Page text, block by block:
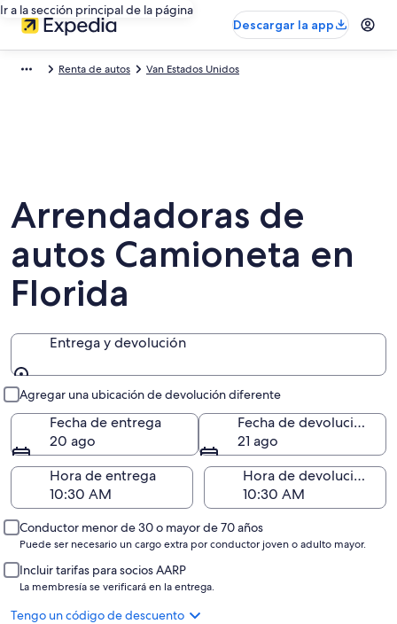
Ir a la sección principal de la página
Descargar la app
Renta de autos Van Estados Unidos
Arrendadoras de
autos Camioneta en
Florida
Entrega y devolución
Agregar una ubicación de devolución diferente
Fecha de entrega
20 ago
Fecha de devolución
21 ago
Hora de entrega
Hora de devolución
Conductor menor de 30 o mayor de 70 años
Puede ser necesario un cargo extra por conductor joven o adulto mayor.
Incluir tarifas para socios AARP
La membresía se verificará en la entrega.
Tengo un código de descuento